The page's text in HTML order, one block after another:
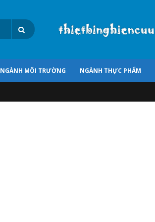
NGÀNH MÔI TRƯỜNG NGÀNH THỰC PHẨM